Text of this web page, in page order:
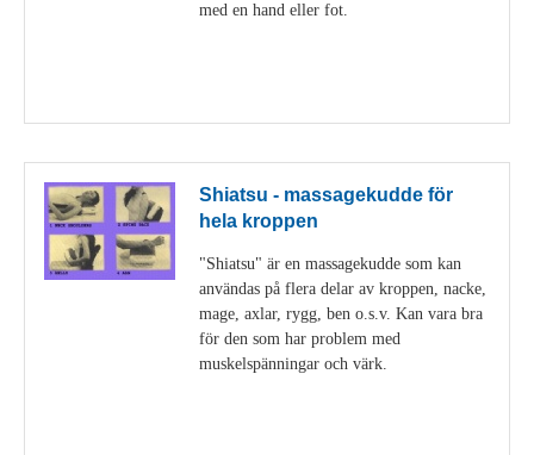
med en hand eller fot.
Shiatsu - massagekudde för
hela kroppen
"Shiatsu" är en massagekudde som kan
användas på flera delar av kroppen, nacke,
mage, axlar, rygg, ben o.s.v. Kan vara bra
för den som har problem med
muskelspänningar och värk.